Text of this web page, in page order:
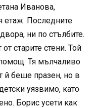
Иванова,
етаж. Последните
ни по стълбите.
старите стени. Той
Тя мълчаливо
й беше празен, но в
уязвимо, като
Борис усети как